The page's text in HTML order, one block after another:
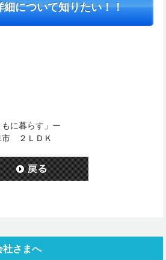
細について知りたい！！
に暮らす」ー
２ＬＤＫ
社さまへ